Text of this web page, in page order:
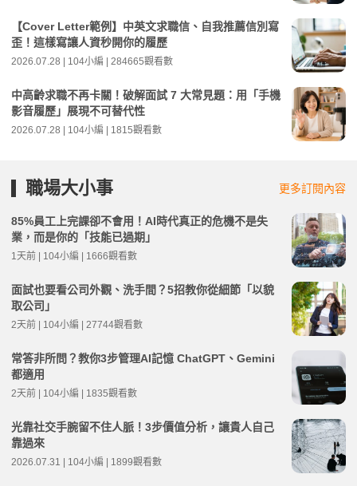
【Cover Letter範例】中英文求職信、自我推薦信別寫
歪！這樣寫讓人資秒開你的履歷
2026.07.28 | 104小編 | 284665觀看數
中高齡求職不再卡關！破解面試 7 大常見題：用「手機
影音履歷」展現不可替代性
2026.07.28 | 104小編 | 1815觀看數
職場大小事 更多訂閱內容
85%員工上完課卻不會用！AI時代真正的危機不是失
業，而是你的「技能已過期」
1天前 | 104小編 | 1666觀看數
面試也要看公司外觀、洗手間？5招教你從細節「以貌
取公司」
2天前 | 104小編 | 27744觀看數
常答非所問？教你3步管理AI記憶 ChatGPT、Gemini
都適用
2天前 | 104小編 | 1835觀看數
光靠社交手腕留不住人脈！3步價值分析，讓貴人自己
靠過來
2026.07.31 | 104小編 | 1899觀看數